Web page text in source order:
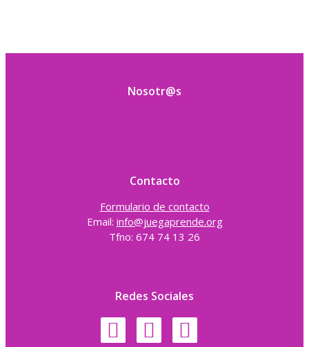
Nosotr@s
Contacto
Formulario de contacto
Email: info@juegaprende.org
Tfno: 674 74 13 26
Redes Sociales